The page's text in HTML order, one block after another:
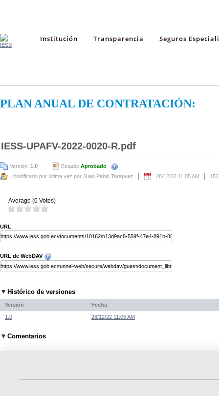
Institución Transparencia Seguros
PLAN ANUAL DE CONTRATACIÓN:
IESS-UPAFV-2022-0020-R.pdf
Versión: 1.0 Estado: Aprobado
Modificado por última vez por Juan Pablo Tarapuez
28/12/22 11:05 AM
Average (0 Votes)
URL
URL de WebDAV
Histórico de versiones
Versión Fecha
1.0 28/12/22 11:05 AM
Comentarios